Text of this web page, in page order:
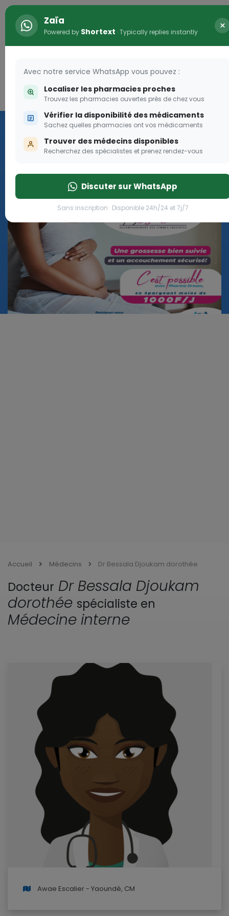
Connexion
Programme OLGA-ESTHER
Rejoignez le programme Olga Esther pour les femmes
enceintes
Rejoignez le programme Olga Esther pour les
Accueil Médecins Dr Bessala Djoukam dorothée
Docteur Dr Bessala Djoukam
dorothée spécialiste en
Médecine interne
Awae Escalier - Yaoundé, CM
Zaïa
Powered by Shortext · Typically replies instantly ×
Avec notre service WhatsApp vous pouvez :
Localiser les pharmacies proches
Trouvez les pharmacies ouvertes près de chez vous
Vérifier la disponibilité des médicaments
Sachez quelles pharmacies ont vos médicaments
Trouver des médecins disponibles
Recherchez des spécialistes et prenez rendez-vous
Discuter sur WhatsApp
Sans inscription · Disponible 24h/24 et 7j/7